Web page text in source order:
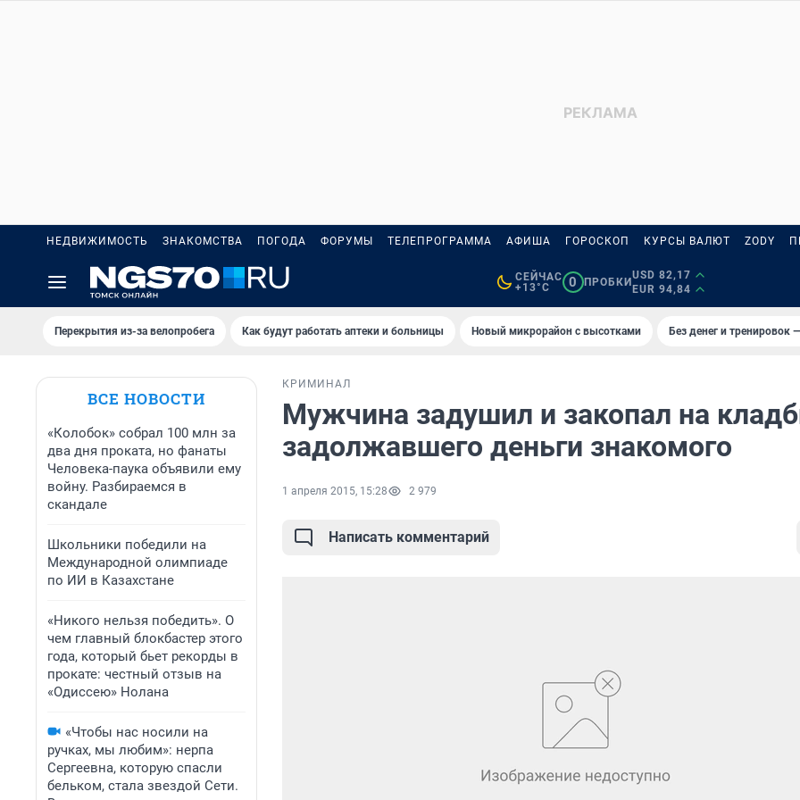
НЕДВИЖИМОСТЬ ЗНАКОМСТВА ПОГОДА ФОРУМЫ ТЕЛЕПРОГРАММА АФИША ГОРОСКОП КУРСЫ ВАЛЮТ ZODY
СЕЙЧАС
+13°C
0 ПРОБКИ
USD 82,17
EUR 94,84
Перекрытия из-за велопробега Как будут работать аптеки и больницы Новый микрорайон с высотками Без денег и тренировок
ВСЕ НОВОСТИ
«Колобок» собрал 100 млн за
два дня проката, но фанаты
Человека-паука объявили ему
войну. Разбираемся в
скандале
Школьники победили на
Международной олимпиаде
по ИИ в Казахстане
«Никого нельзя победить». О
чем главный блокбастер этого
года, который бьет рекорды в
прокате: честный отзыв на
«Одиссею» Нолана
«Чтобы нас носили на
ручках, мы любим»: нерпа
Сергеевна, которую спасли
бельком, стала звездой Сети.
КРИМИНАЛ
Мужчина задушил и закопал на
задолжавшего деньги знакомого
1 апреля 2015, 15:28 2 979
Написать комментарий